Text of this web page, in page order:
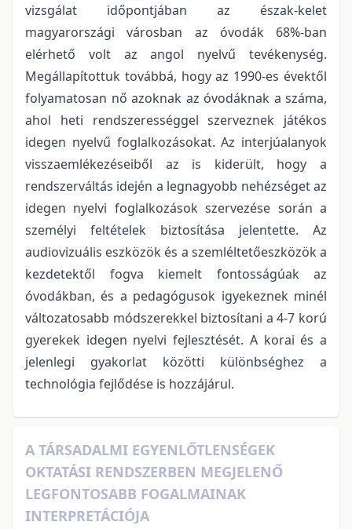
vizsgálat időpontjában az észak-kelet
magyarországi városban az óvodák 68%-ban
elérhető volt az angol nyelvű tevékenység.
Megállapítottuk továbbá, hogy az 1990-es évektől
folyamatosan nő azoknak az óvodáknak a száma,
ahol heti rendszerességgel szerveznek játékos
idegen nyelvű foglalkozásokat. Az interjúalanyok
visszaemlékezéseiből az is kiderült, hogy a
rendszerváltás idején a legnagyobb nehézséget az
idegen nyelvi foglalkozások szervezése során a
személyi feltételek biztosítása jelentette. Az
audiovizuális eszközök és a szemléltetőeszközök a
kezdetektől fogva kiemelt fontosságúak az
óvodákban, és a pedagógusok igyekeznek minél
változatosabb módszerekkel biztosítani a 4-7 korú
gyerekek idegen nyelvi fejlesztését. A korai és a
jelenlegi gyakorlat közötti különbséghez a
technológia fejlődése is hozzájárul.
A TÁRSADALMI EGYENLŐTLENSÉGEK
OKTATÁSI RENDSZERBEN MEGJELENŐ
LEGFONTOSABB FOGALMAINAK
INTERPRETÁCIÓJA